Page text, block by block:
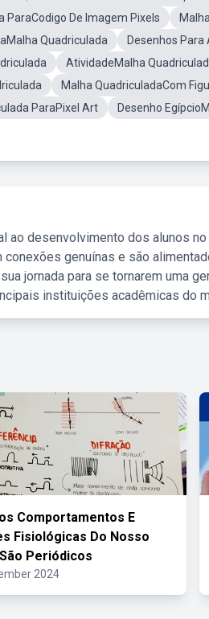
ParaCodigo De Imagem Pixels
Quadriculada
Desenhos
AtividadeMalha
Malha QuadriculadaCom
ParaPixel Art
Desenho
ao desenvolvimento dos alunos
genuínas e são
jornada para se tornarem uma
instituições acadêmicas do
Comportamentos E
Fisiológicas Do Nosso
Periódicos
2024